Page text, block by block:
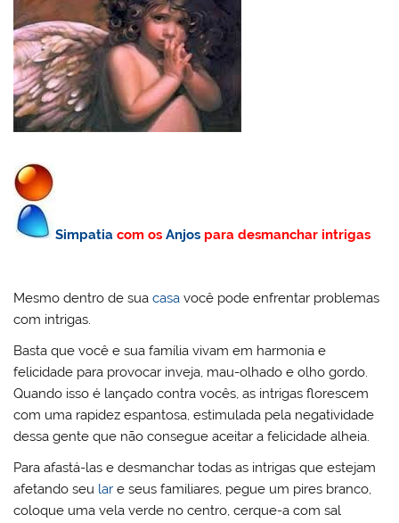
Simpatia com osAnjos para desmanchar intrigas
Mesmo dentro de suacasa você pode enfrentar problemas
com intrigas.
Basta que você e sua família vivam em harmonia e
felicidade para provocar inveja, mau-olhado e olho gordo.
Quando isso é lançado contra vocês, as intrigas florescem
com uma rapidez espantosa, estimulada pela negatividade
dessa gente que não consegue aceitar a felicidade alheia.
Para afastá-las e desmanchar todas as intrigas que estejam
afetando seu lar e seus familiares, pegue um pires branco,
coloque uma vela verde no centro, cerque-a com sal